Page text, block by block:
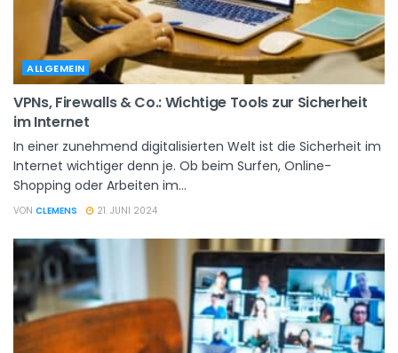
ALLGEMEIN
VPNs, Firewalls & Co.: Wichtige Tools zur Sicherheit
im Internet
In einer zunehmend digitalisierten Welt ist die Sicherheit im
Internet wichtiger denn je. Ob beim Surfen, Online-
Shopping oder Arbeiten im...
VON CLEMENS 21. JUNI 2024